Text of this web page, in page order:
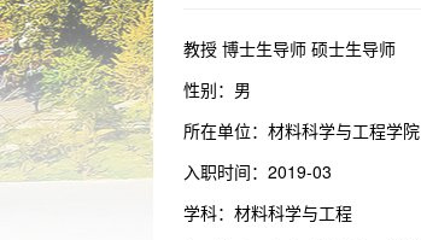
教授 博士生导师 硕士生导师
性别：男
所在单位：材料科学与工程学院
入职时间：2019-03
学科：材料科学与工程